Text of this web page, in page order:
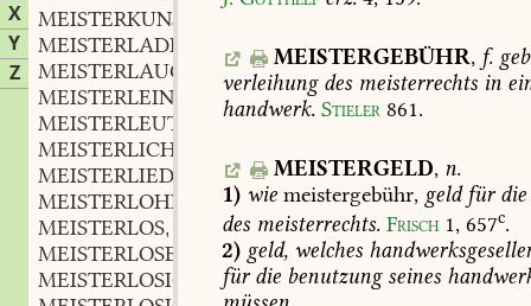
X
Y
Z
MEISTERKUNST
MEISTERLADE
MEISTERLAUGE
MEISTERLEIN
MEISTERLEUTE
MEISTERLICH
MEISTERLIED
MEISTERLOHN
m. n.
MEISTERLOS,
MEISTERLOSE
MEISTERLOSIG
adj.
MEISTERGEBÜHR, f.
verleihungdes meisterrechts in
handwerk. Stieler 861.
MEISTERGELD, n.
1) wie meistergebühr, geldfürdie
des meisterrechts. Frisch 1, 657c.
2) geld, welches
fürdie benutzungseines